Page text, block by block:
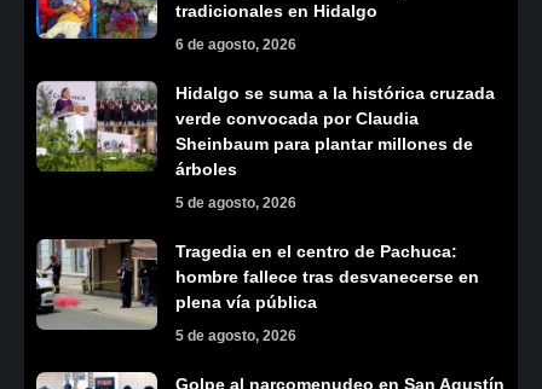
tradicionales en Hidalgo
6 de agosto, 2026
Hidalgo se suma a la histórica cruzada
verde convocada por Claudia
Sheinbaum para plantar millones de
árboles
5 de agosto, 2026
Tragedia en el centro de Pachuca:
hombre fallece tras desvanecerse en
plena vía pública
5 de agosto, 2026
Golpe al narcomenudeo en San Agustín